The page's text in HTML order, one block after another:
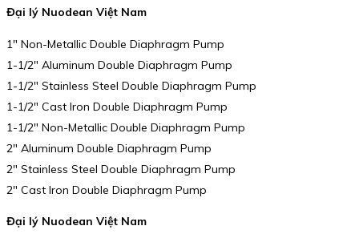
Đại lý Nuodean Việt Nam
1″ Non-Metallic Double Diaphragm Pump
1-1/2″ Aluminum Double Diaphragm Pump
1-1/2″ Stainless Steel Double Diaphragm Pump
1-1/2″ Cast Iron Double Diaphragm Pump
1-1/2″ Non-Metallic Double Diaphragm Pump
2″ Aluminum Double Diaphragm Pump
2″ Stainless Steel Double Diaphragm Pump
2″ Cast Iron Double Diaphragm Pump
Đại lý Nuodean Việt Nam